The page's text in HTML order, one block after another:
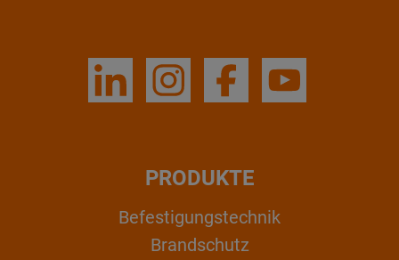
PRODUKTE
Befestigungstechnik
Brandschutz